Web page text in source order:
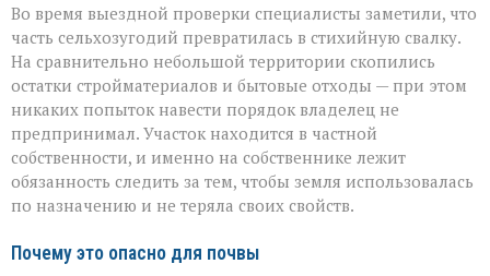
Во время выездной проверки специалисты заметили, что
часть сельхозугодий превратилась в стихийную свалку.
На сравнительно небольшой территории скопились
остатки стройматериалов и бытовые отходы — при этом
никаких попыток навести порядок владелец не
предпринимал. Участок находится в частной
собственности, и именно на собственнике лежит
обязанность следить за тем, чтобы земля использовалась
по назначению и не теряла своих свойств.
Почему это опасно для почвы